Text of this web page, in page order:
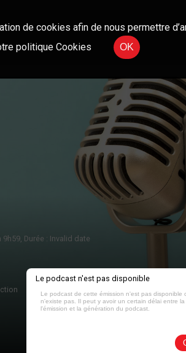
9h59, Durée : Invalid date
de cookies afin de nous permettre
politique Cookies
OK
Le podcast n'est pas disponible
Le podcast de cette émission n'est pas disponible
n'existe pas. Il peut y avoir un certain délai entre la
l'émission et la génération du podcast.